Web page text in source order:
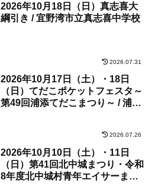
2026年10月18日（日）真志喜大
綱引き / 宜野湾市立真志喜中学校
2026.07.31
2026年10月17日（土）・18日
（日）てだこポケットフェスタ～
第49回浦添てだこまつり～ / 浦添
2026.07.26
2026年10月10日（土）・11日
（日）第41回北中城まつり・令和
8年度北中城村青年エイサーまつ